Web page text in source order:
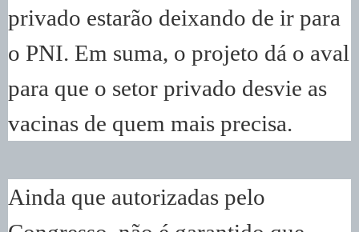
privado estarão deixando de ir para
o PNI. Em suma, o projeto dá o aval
para que o setor privado desvie as
vacinas de quem mais precisa.
Ainda que autorizadas pelo